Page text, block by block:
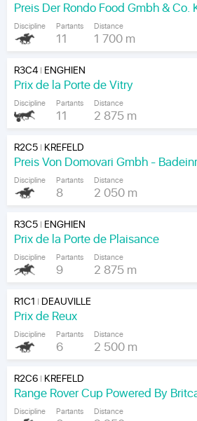
Preis Der Rondo Food Gmbh & Co.
Discipline Partants
11
Distance
1 700 m
R3C4| ENGHIEN
Prix de la Porte de Vitry
Discipline Partants
11
Distance
2 875 m
R2C5| KREFELD
Discipline Partants
8
Distance
2 050 m
R3C5| ENGHIEN
Prix de la Porte de Plaisance
Discipline Partants
9
Distance
2 875 m
R1C1 | DEAUVILLE
Prix de Reux
Discipline Partants
6
Distance
2 500 m
R2C6| KREFELD
Range Rover Cup Powered By
Discipline Partants Distance